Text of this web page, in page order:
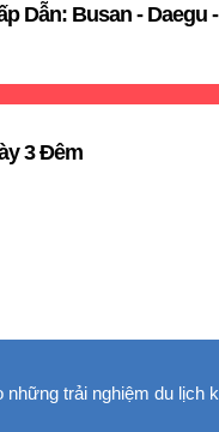
Dẫn: Busan - Daegu
3 Đêm
trải nghiệm du lịch